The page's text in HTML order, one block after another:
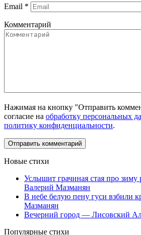
Email *
Комментарий
Нажимая на кнопку "Отправить
согласие на обработку персональных
политику конфиденциальности.
Новые стихи
Услышит грачиная стая про зиму
Валерий Мазманян
В небе белую пену гуси взбили
Мазманян
Вечерний город — Лисовский
Популярные стихи